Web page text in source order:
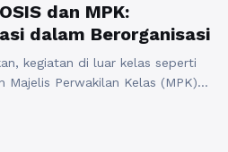
dan MPK:
dalam Berorganisasi
kegiatan di luar kelas seperti
Majelis Perwakilan Kelas (MPK)
siswa SMA. Untuk